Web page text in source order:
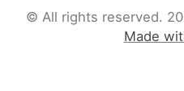
© All rights reserved.
Made